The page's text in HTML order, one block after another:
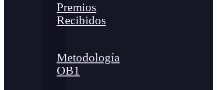
Premios
Recibidos
Metodología
OB1